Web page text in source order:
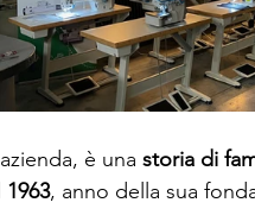
è una storia di
1963, anno della sua